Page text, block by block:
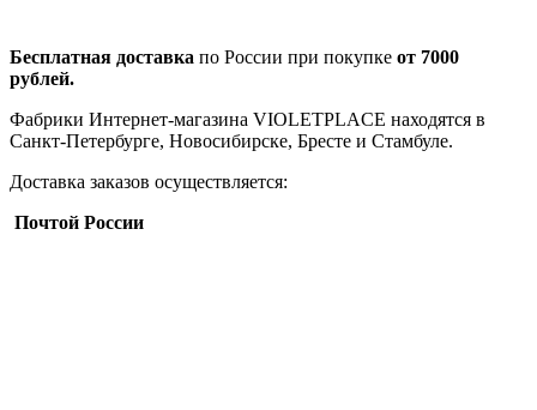
Бесплатная доставка по России при покупке от 7000
рублей.
Фабрики Интернет-магазина VIOLETPLACE находятся в
Санкт-Петербурге, Новосибирске, Бресте и Стамбуле.
Доставка заказов осуществляется:
Почтой России